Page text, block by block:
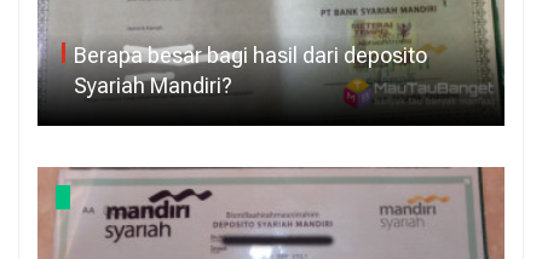
Berapa besar bagi hasil dari deposito
Syariah Mandiri?